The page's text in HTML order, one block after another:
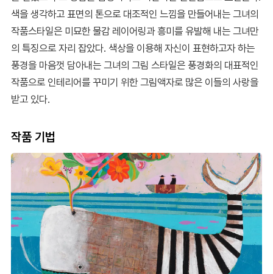
색을 생각하고 표면의 톤으로 대조적인 느낌을 만들어내는 그녀의
작품스타일은 미묘한 물감 레이어링과 흥미를 유발해 내는 그녀만
의 특징으로 자리 잡았다. 색상을 이용해 자신이 표현하고자 하는
풍경을 마음껏 담아내는 그녀의 그림 스타일은 풍경화의 대표적인
작품으로 인테리어를 꾸미기 위한 그림액자로 많은 이들의 사랑을
받고 있다.
작품 기법